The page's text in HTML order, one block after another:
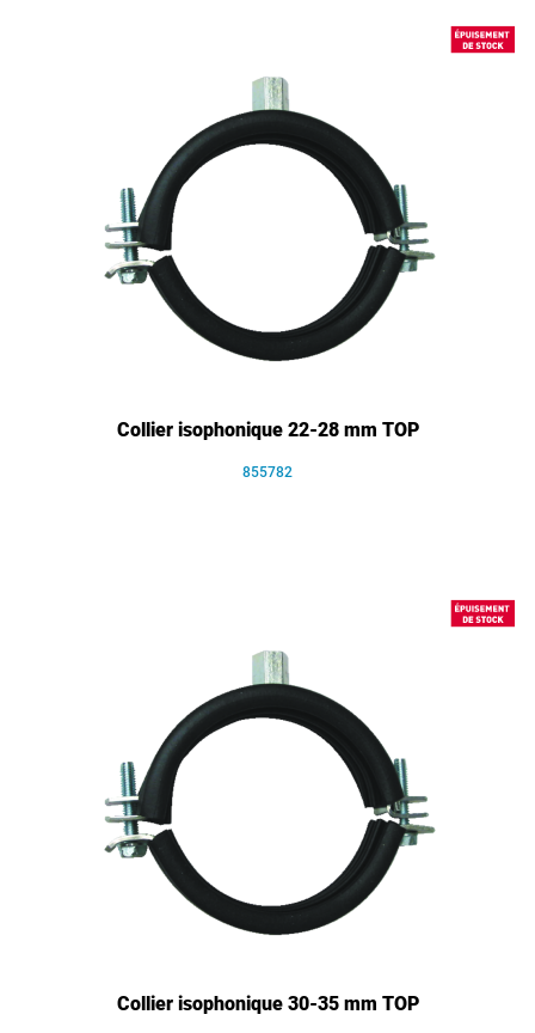
Collier isophonique 22-28 mm TOP
855782
Collier isophonique 30-35 mm TOP